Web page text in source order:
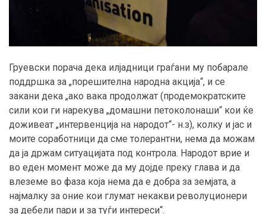
Груевски порача дека илјадници граѓани му побарале
поддршка за „порешителна народна акција“, и се
закани дека „ако вака продолжат (продемократските
сили кои ги нарекува „домашни петоколонаши“ кои ќе
доживеат „интервенција на народот“- н.з), колку и јас и
моите соработници да сме толерантни, нема да можам
да ја држам ситуацијата под контрола. Народот врие и
во еден момент може да му дојде преку глава и да
влеземе во фаза која нема да e добра за земјата, а
најмалку за оние кои глумат некакви револуционери
за дебели пари и за туѓи интереси“.